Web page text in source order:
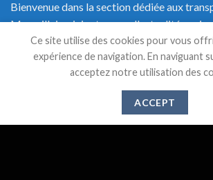
Bienvenue dans la section dédiée aux
Marseillaise, ici retrouvez l'actualité, mais
en temps réel et une documentation
de Marseille.
Ce site utilise des cookies pour vous
expérience de navigation. En naviguant
acceptez notre utilisation des
ACCEPT